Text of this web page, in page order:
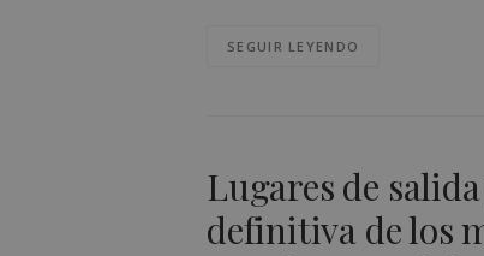
SEGUIR LEYENDO
Lugares de
definitiva de los